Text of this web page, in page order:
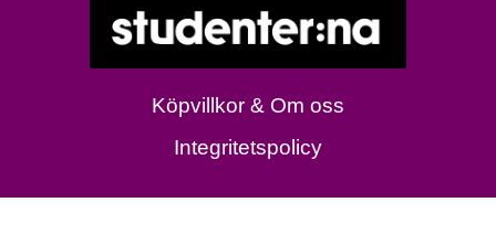
Köpvillkor & Om oss
Integritetspolicy